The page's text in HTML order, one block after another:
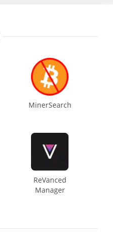
MinerSearch
ReVanced
Manager